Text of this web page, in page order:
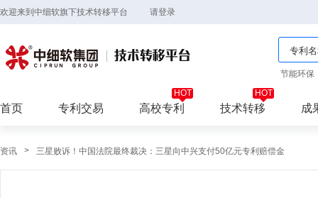
欢迎来到中细软旗下技术转移平台 请登录
节能环保
首页 专利交易 高校专利 技术转移 成
资讯 > 三星败诉！中国法院最终裁决：三星向中兴支付50亿元专利赔偿金